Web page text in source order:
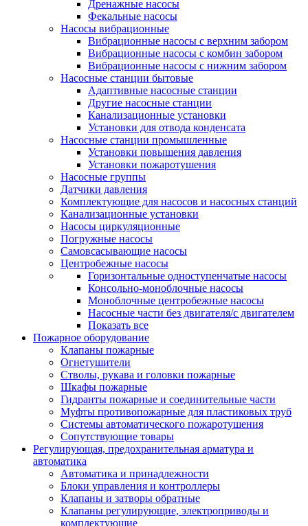
Дренажные насосы
Фекальные насосы
Насосы вибрационные
Вибрационные насосы с верхним забором
Вибрационные насосы с комбин забором
Вибрационные насосы с нижним забором
Насосные станции бытовые
Адаптивные насосные станции
Другие насосные станции
Канализационные установки
Установки для отвода конденсата
Насосные станции промышленные
Установки повышения давления
Установки пожаротушения
Насосные группы
Датчики давления
Комплектующие для насосов и насосных станций
Канализационные установки
Насосы циркуляционные
Погружные насосы
Самовсасывающие насосы
Центробежные насосы
Горизонтальные одноступенчатые насосы
Консольно-моноблочные насосы
Моноблочные центробежные насосы
Насосные части без двигателя/с двигателем
Показать все
Пожарное оборудование
Клапаны пожарные
Огнетушители
Стволы, рукава и головки пожарные
Шкафы пожарные
Гидранты пожарные и соединительные части
Муфты противопожарные для пластиковых труб
Системы автоматического пожаротушения
Сопутствующие товары
Регулирующая, предохранительная арматура и
автоматика
Автоматика и принадлежности
Блоки управления и контроллеры
Клапаны и затворы обратные
Клапаны регулирующие, электроприводы и
комплектующие